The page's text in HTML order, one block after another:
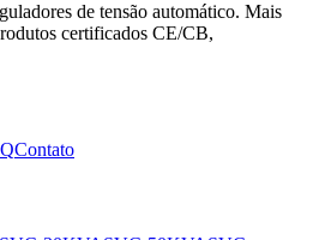
de tensão automático. Mais
certificados CE/CB,
Contato